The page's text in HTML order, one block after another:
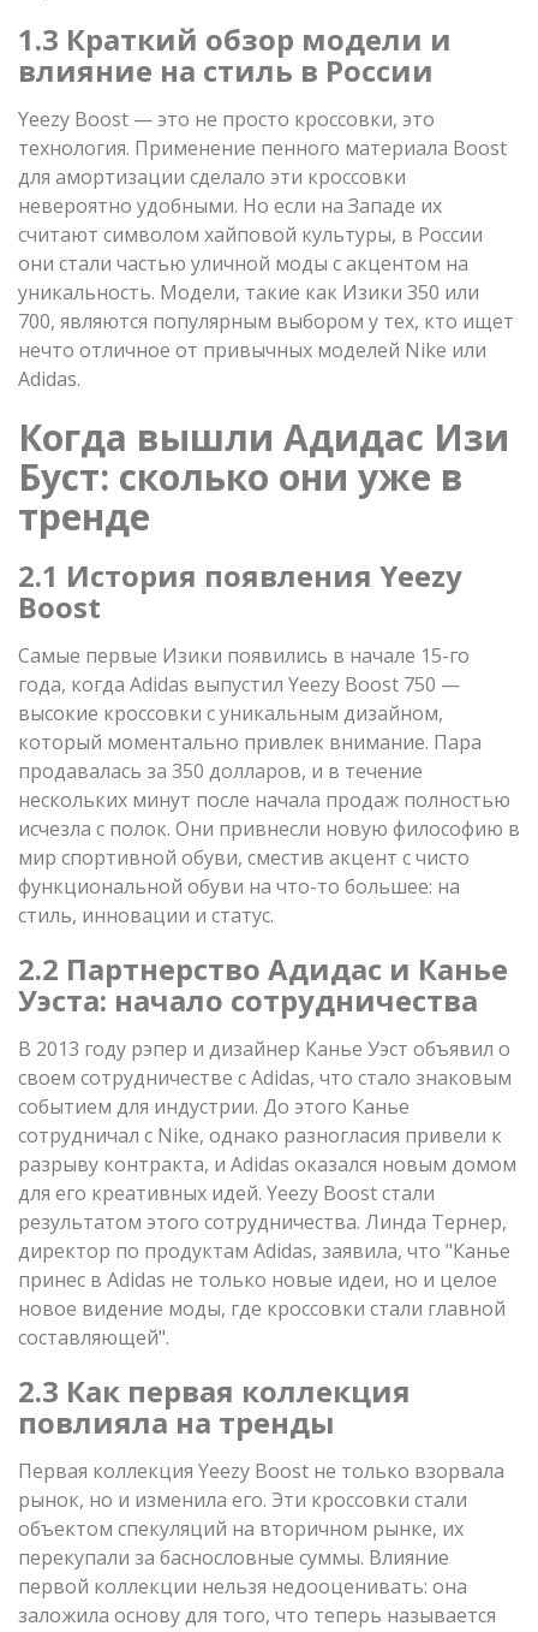
1.3 Краткий обзор модели и
влияние на стиль в России
Yeezy Boost — это не просто кроссовки, это
технология. Применение пенного материала Boost
для амортизации сделало эти кроссовки
невероятно удобными. Но если на Западе их
считают символом хайповой культуры, в России
они стали частью уличной моды с акцентом на
уникальность. Модели, такие как Изики 350 или
700, являются популярным выбором у тех, кто ищет
нечто отличное от привычных моделей Nike или
Adidas.
Когда вышли Адидас Изи
Буст: сколько они уже в
тренде
2.1 История появления Yeezy
Boost
Самые первые Изики появились в начале 15-го
года, когда Adidas выпустил Yeezy Boost 750 —
высокие кроссовки с уникальным дизайном,
который моментально привлек внимание. Пара
продавалась за 350 долларов, и в течение
нескольких минут после начала продаж полностью
исчезла с полок. Они привнесли новую философию в
мир спортивной обуви, сместив акцент с чисто
функциональной обуви на что-то большее: на
стиль, инновации и статус.
2.2 Партнерство Адидас и Канье
Уэста: начало сотрудничества
В 2013 году рэпер и дизайнер Канье Уэст объявил о
своем сотрудничестве с Adidas, что стало знаковым
событием для индустрии. До этого Канье
сотрудничал с Nike, однако разногласия привели к
разрыву контракта, и Adidas оказался новым домом
для его креативных идей. Yeezy Boost стали
результатом этого сотрудничества. Линда Тернер,
директор по продуктам Adidas, заявила, что "Канье
принес в Adidas не только новые идеи, но и целое
новое видение моды, где кроссовки стали главной
составляющей".
2.3 Как первая коллекция
повлияла на тренды
Первая коллекция Yeezy Boost не только взорвала
рынок, но и изменила его. Эти кроссовки стали
объектом спекуляций на вторичном рынке, их
перекупали за баснословные суммы. Влияние
первой коллекции нельзя недооценивать: она
заложила основу для того, что теперь называется